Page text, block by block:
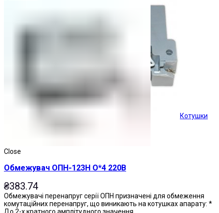
Котушки
Close
Обмежувач ОПН-123Н О*4 220В
₴383.74
Обмежувачі перенапруг серії ОПН призначені для обмеження
комутаційних перенапруг, що виникають на котушках апарату: *